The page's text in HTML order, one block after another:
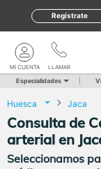
Regístrate
LLAMAR
MI CUENTA
Especialidades
Huesca Jaca
Consulta de
arterial en
Seleccionamos